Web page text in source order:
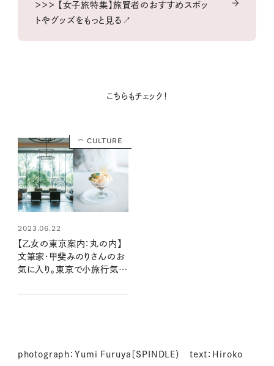
＞＞＞ 【女子旅特集】旅賢者のおすすめスポッ
トやグッズをもっと見る↗
こちらもチェック！
CULTURE
2023.06.22
【乙女の東京案内：丸の内】
文筆家・甲斐みのりさんのお
気に入り。東京で小旅行気分
photograph：Yumi Furuya〔SPINDLE） text：Hiroko